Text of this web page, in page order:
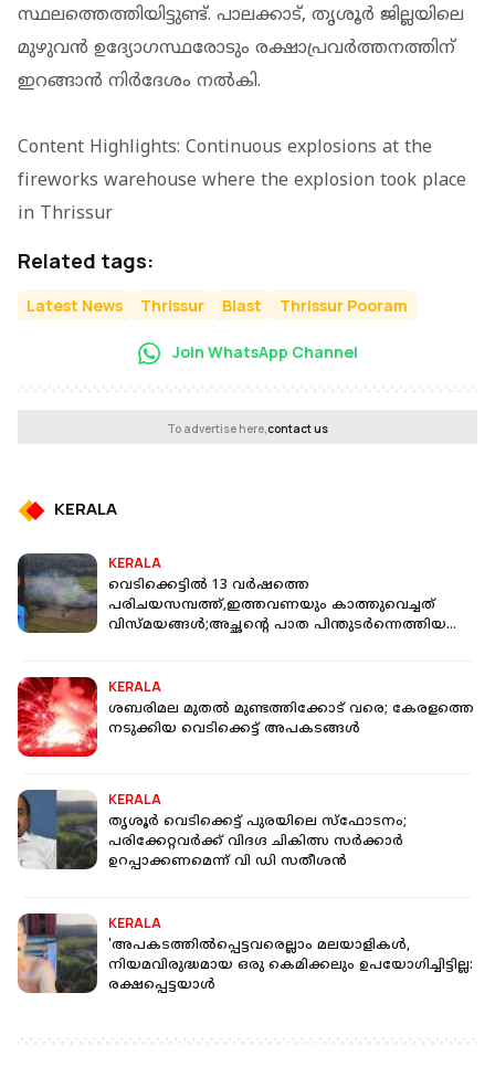
സ്ഥലത്തെത്തിയിട്ടുണ്ട്. പാലക്കാട്, തൃശൂർ ജില്ലയിലെ
മുഴുവൻ ഉദ്യോഗസ്ഥരോടും രക്ഷാപ്രവർത്തനത്തിന്
ഇറങ്ങാൻ നിർദേശം നൽകി.
Content Highlights: Continuous explosions at the
fireworks warehouse where the explosion took place
in Thrissur
Related tags:
Latest News Thrissur Blast Thrissur Pooram
Join WhatsApp Channel
To advertise here,contact us
KERALA
KERALA
വെടിക്കെട്ടിൽ 13 വർഷത്തെ
പരിചയസമ്പത്ത്,ഇത്തവണയും കാത്തുവെച്ചത്
വിസ്മയങ്ങൾ;അച്ഛന്റെ പാത പിന്തുടർന്നെത്തിയ
KERALA
ശബരിമല മുതൽ മുണ്ടത്തിക്കോട് വരെ; കേരളത്തെ
നടുക്കിയ വെടിക്കെട്ട് അപകടങ്ങൾ
KERALA
തൃശൂർ വെടിക്കെട്ട് പുരയിലെ സ്ഫോടനം;
പരിക്കേറ്റവർക്ക് വിദഗ്ദ ചികിത്സ സർക്കാർ
ഉറപ്പാക്കണമെന്ന് വി ഡി സതീശൻ
KERALA
'അപകടത്തിൽപ്പെട്ടവരെല്ലാം മലയാളികൾ,
നിയമവിരുദ്ധമായ ഒരു കെമിക്കലും ഉപയോഗിച്ചിട്ടില്ല:
രക്ഷപ്പെട്ടയാൾ